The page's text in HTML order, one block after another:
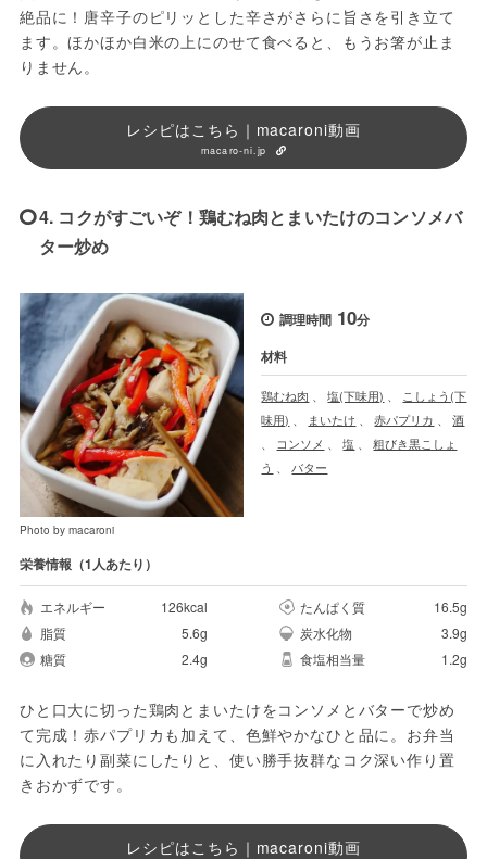
絶品に！唐辛子のピリッとした辛さがさらに旨さを引き立て
ます。ほかほか白米の上にのせて食べると、もうお箸が止ま
りません。
レシピはこちら｜macaroni動画
macaro-ni.jp
4. コクがすごいぞ！鶏むね肉とまいたけのコンソメバ
ター炒め
Photo by macaroni
調理時間 10分
材料
鶏むね肉 、塩(下味用)
こしょう(下
味用)
まいたけ 、赤パプリカ 、酒
コンソメ 、塩 、粗びき黒こしょ
う
バター
栄養情報（1人あたり）
エネルギー 126kcal たんぱく質
16.5g
脂質
5.6g 炭水化物
3.9g
糖質
2.4g 食塩相当量 1.2g
ひと口大に切った鶏肉とまいたけをコンソメとバターで炒め
て完成！赤パプリカも加えて、色鮮やかなひと品に。お弁当
に入れたり副菜にしたりと、使い勝手抜群なコク深い作り置
きおかずです。
レシピはこちら｜macaroni動画